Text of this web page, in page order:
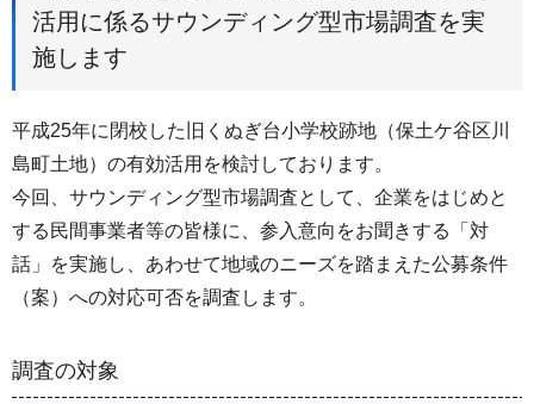
活用に係るサウンディング型市場調査を実
施します
平成25年に閉校した旧くぬぎ台小学校跡地（保土ケ谷区川
島町土地）の有効活用を検討しております。
今回、サウンディング型市場調査として、企業をはじめと
する民間事業者等の皆様に、参入意向をお聞きする「対
話」を実施し、あわせて地域のニーズを踏まえた公募条件
（案）への対応可否を調査します。
調査の対象